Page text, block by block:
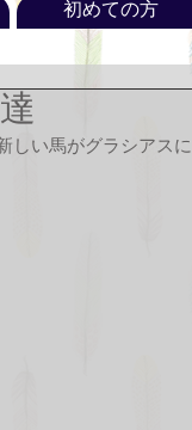
初めての方
しい馬がグラシアスに